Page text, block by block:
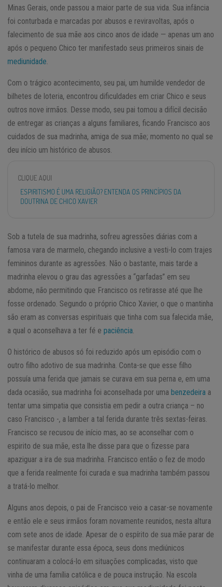
Minas Gerais, onde passou a maior parte de sua vida. Sua infância
foi conturbada e marcadas por abusos e reviravoltas, após o
falecimento de sua mãe aos cinco anos de idade — apenas um ano
após o pequeno Chico ter manifestado seus primeiros sinais de
mediunidade
Com o trágico acontecimento, seu pai, um humilde vendedor de
bilhetes de loteria, encontrou dificuldades em criar Chico e seus
outros nove irmãos. Desse modo, seu pai tomou a difícil decisão
de entregar as crianças a alguns familiares, ficando Francisco aos
cuidados de sua madrinha, amiga de sua mãe; momento no qual se
deu início um histórico de abusos.
CLIQUE AQUI
ESPIRITISMO É UMA RELIGIÃO? ENTENDA OS PRINCÍPIOS DA
DOUTRINA DE CHICO XAVIER
Sob a tutela de sua madrinha, sofreu agressões diárias com a
famosa vara de marmelo, chegando inclusive a vesti-lo com trajes
femininos durante as agressões. Não o bastante, mais tarde a
madrinha elevou o grau das agressões a “garfadas” em seu
abdome, não permitindo que Francisco os retirasse até que lhe
fosse ordenado. Segundo o próprio Chico Xavier, o que o mantinha
são eram as conversas espirituais que tinha com sua falecida mãe,
a qual o aconselhava a ter fé e paciência
O histórico de abusos só foi reduzido após um episódio com o
outro filho adotivo de sua madrinha. Conta-se que esse filho
possuía uma ferida que jamais se curava em sua perna e, em uma
dada ocasião, sua madrinha foi aconselhada por uma benzedeira a
tentar uma simpatia que consistia em pedir a outra criança – no
caso Francisco -, a lamber a tal ferida durante três sextas-feiras.
Francisco se recusou de início mas, ao se aconselhar com o
espirito de sua mãe, esta lhe disse para que o fizesse para
apaziguar a ira de sua madrinha. Francisco então o fez de modo
que a ferida realmente foi curada e sua madrinha também passou
a tratá-lo melhor.
Alguns anos depois, o pai de Francisco veio a casar-se novamente
e então ele e seus irmãos foram novamente reunidos, nesta altura
com sete anos de idade. Apesar de o espírito de sua mãe parar de
se manifestar durante essa época, seus dons mediúnicos
continuaram a colocá-lo em situações complicadas, visto que
vinha de uma família católica e de pouca instrução. Na escola